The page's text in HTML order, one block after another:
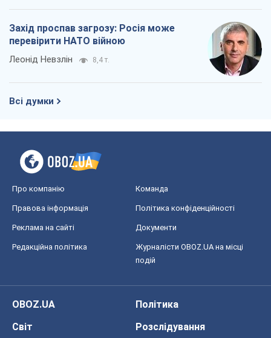
Захід проспав загрозу: Росія може
перевірити НАТО війною
Леонід Невзлін 8,4 т.
Всі думки
Про компанію Команда
Правова інформація Політика конфіденційності
Реклама на сайті Документи
Редакційна політика
Журналісти OBOZ.UA на місці
подій
OBOZ.UA
Політика
Світ
Розслідування